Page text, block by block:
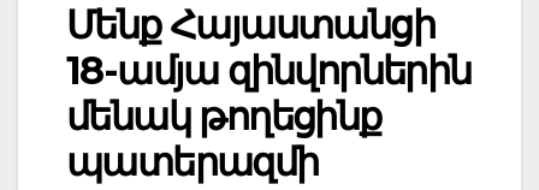
Մենք Հայաստանցի
18-ամյա զինվորներին
մենակ թողեցինք
պատերազմի